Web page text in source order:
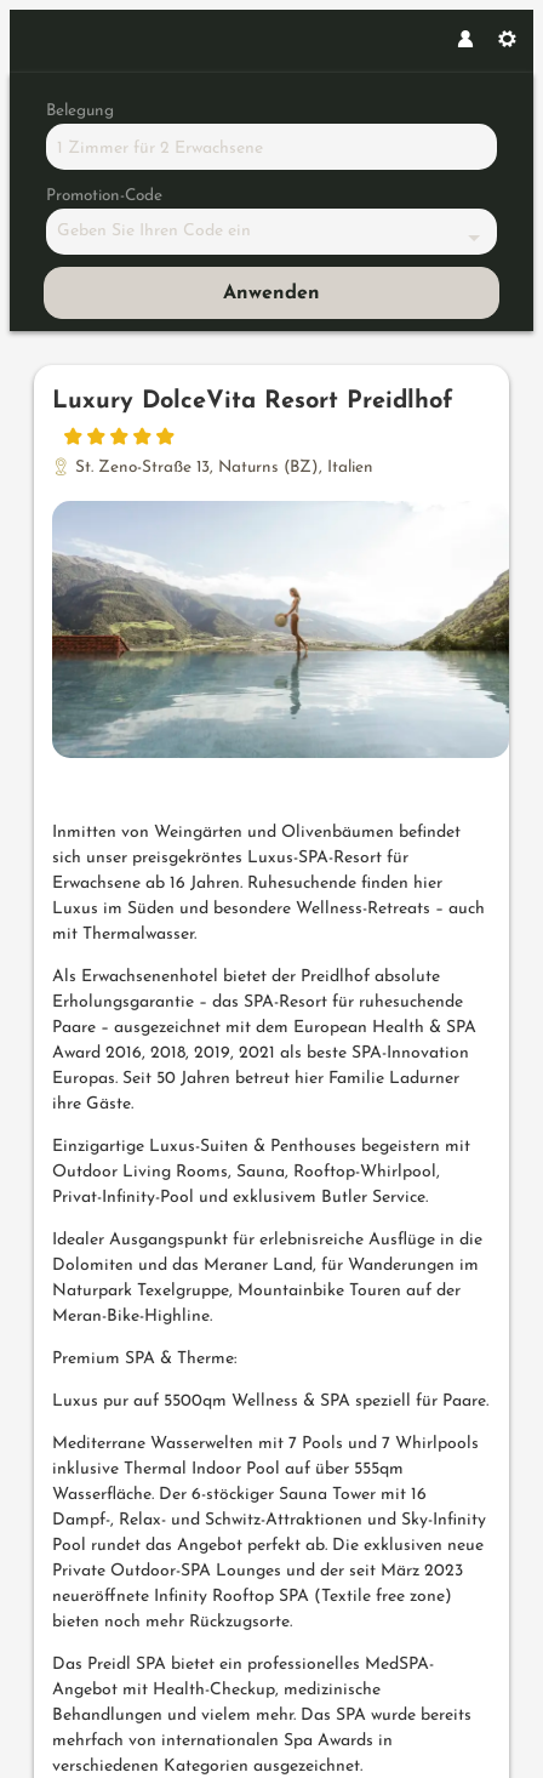
Belegung
1 Zimmer für 2 Erwachsene
Promotion-Code
Geben Sie Ihren Code ein
Anwenden
Unsere Angebote im Zimmer
Luxury DolceVita Resort Preidlhof
St. Zeno-Straße 13, Naturns (BZ), Italien
Inmitten von Weingärten und Olivenbäumen befindet
sich unser preisgekröntes Luxus-SPA-Resort für
Erwachsene ab 16 Jahren. Ruhesuchende finden hier
Luxus im Süden und besondere Wellness-Retreats – auch
mit Thermalwasser.
Als Erwachsenenhotel bietet der Preidlhof absolute
Erholungsgarantie – das SPA-Resort für ruhesuchende
Paare – ausgezeichnet mit dem European Health & SPA
Award 2016, 2018, 2019, 2021 als beste SPA-Innovation
Europas. Seit 50 Jahren betreut hier Familie Ladurner
ihre Gäste.
Einzigartige Luxus-Suiten & Penthouses begeistern mit
Outdoor Living Rooms, Sauna, Rooftop-Whirlpool,
Privat-Infinity-Pool und exklusivem Butler Service.
Idealer Ausgangspunkt für erlebnisreiche Ausflüge in die
Dolomiten und das Meraner Land, für Wanderungen im
Naturpark Texelgruppe, Mountainbike Touren auf der
Meran-Bike-Highline.
Premium SPA & Therme:
Luxus pur auf 5500qm Wellness & SPA speziell für Paare.
Mediterrane Wasserwelten mit 7 Pools und 7 Whirlpools
inklusive Thermal Indoor Pool auf über 555qm
Wasserfläche. Der 6-stöckiger Sauna Tower mit 16
Dampf-, Relax- und Schwitz-Attraktionen und Sky-Infinity
Pool rundet das Angebot perfekt ab. Die exklusiven neue
Private Outdoor-SPA Lounges und der seit März 2023
neueröffnete Infinity Rooftop SPA (Textile free zone)
bieten noch mehr Rückzugsorte.
Das Preidl SPA bietet ein professionelles MedSPA-
Angebot mit Health-Checkup, medizinische
Behandlungen und vielem mehr. Das SPA wurde bereits
mehrfach von internationalen Spa Awards in
verschiedenen Kategorien ausgezeichnet.